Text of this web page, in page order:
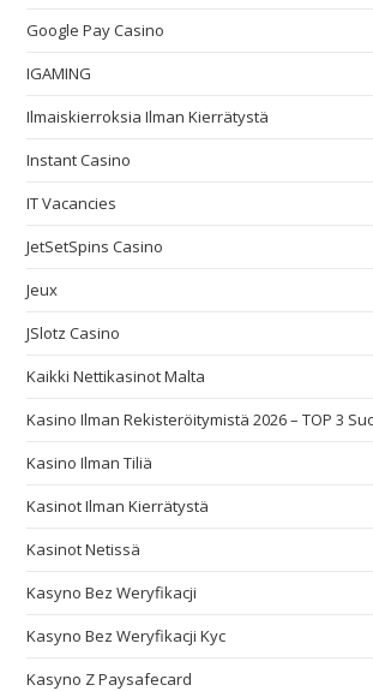
Google Pay Casino
IGAMING
Ilmaiskierroksia Ilman Kierrätystä
Instant Casino
IT Vacancies
JetSetSpins Casino
Jeux
JSlotz Casino
Kaikki Nettikasinot Malta
Kasino Ilman Rekisteröitymistä 2026 – TOP 3
Kasino Ilman Tiliä
Kasinot Ilman Kierrätystä
Kasinot Netissä
Kasyno Bez Weryfikacji
Kasyno Bez Weryfikacji Kyc
Kasyno Z Paysafecard